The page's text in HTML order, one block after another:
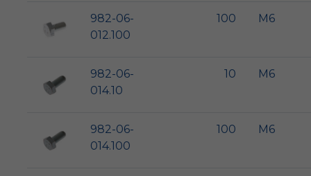
982-06-
012.100
100 M6
982-06-
014.10
10 M6
982-06-
014.100
100 M6